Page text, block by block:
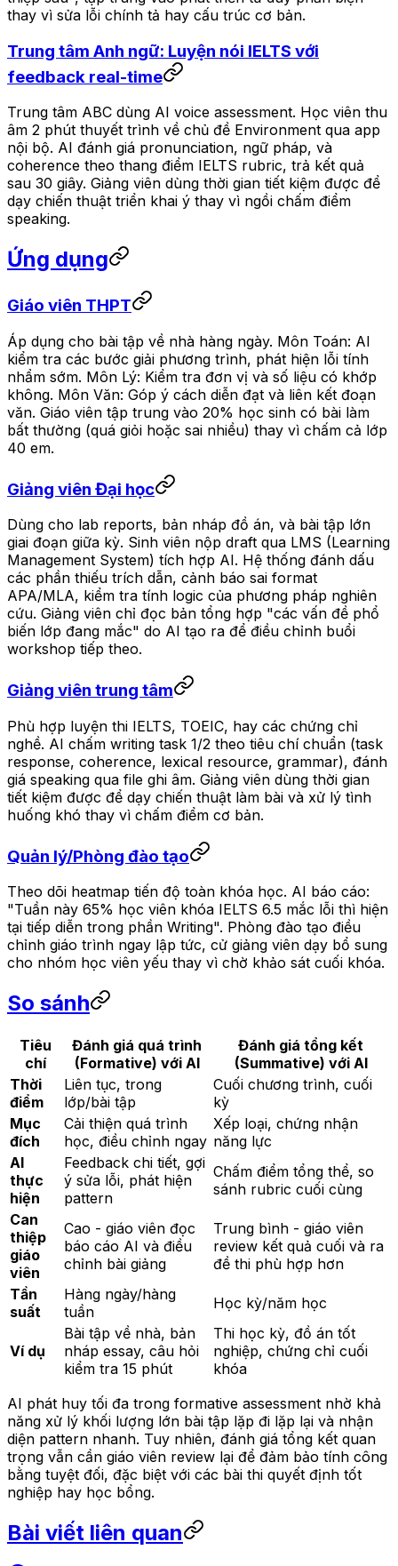
thay vì sửa lỗi chính tả hay cấu trúc cơ bản.
Trung tâm Anh ngữ: Luyện nói IELTS với
feedback real-time
Trung tâm ABC dùng AI voice assessment. Học viên thu
âm 2 phút thuyết trình về chủ đề Environment qua app
nội bộ. AI đánh giá pronunciation, ngữ pháp, và
coherence theo thang điểm IELTS rubric, trả kết quả
sau 30 giây. Giảng viên dùng thời gian tiết kiệm được để
dạy chiến thuật triển khai ý thay vì ngồi chấm điểm
speaking.
Ứng dụng
Giáo viên THPT
Áp dụng cho bài tập về nhà hàng ngày. Môn Toán: AI
kiểm tra các bước giải phương trình, phát hiện lỗi tính
nhẩm sớm. Môn Lý: Kiểm tra đơn vị và số liệu có khớp
không. Môn Văn: Góp ý cách diễn đạt và liên kết đoạn
văn. Giáo viên tập trung vào 20% học sinh có bài làm
bất thường (quá giỏi hoặc sai nhiều) thay vì chấm cả lớp
40 em.
Giảng viên Đại học
Dùng cho lab reports, bản nháp đồ án, và bài tập lớn
giai đoạn giữa kỳ. Sinh viên nộp draft qua LMS (Learning
Management System) tích hợp AI. Hệ thống đánh dấu
các phần thiếu trích dẫn, cảnh báo sai format
APA/MLA, kiểm tra tính logic của phương pháp nghiên
cứu. Giảng viên chỉ đọc bản tổng hợp "các vấn đề phổ
biến lớp đang mắc" do AI tạo ra để điều chỉnh buổi
workshop tiếp theo.
Giảng viên trung tâm
Phù hợp luyện thi IELTS, TOEIC, hay các chứng chỉ
nghề. AI chấm writing task 1/2 theo tiêu chí chuẩn (task
response, coherence, lexical resource, grammar), đánh
giá speaking qua file ghi âm. Giảng viên dùng thời gian
tiết kiệm được để dạy chiến thuật làm bài và xử lý tình
huống khó thay vì chấm điểm cơ bản.
Quản lý/Phòng đào tạo
Theo dõi heatmap tiến độ toàn khóa học. AI báo cáo:
"Tuần này 65% học viên khóa IELTS 6.5 mắc lỗi thì hiện
tại tiếp diễn trong phần Writing". Phòng đào tạo điều
chỉnh giáo trình ngay lập tức, cử giảng viên dạy bổ sung
cho nhóm học viên yếu thay vì chờ khảo sát cuối khóa.
So sánh
Tiêu
chí
Đánh giá quá trình
(Formative) với AI
Đánh giá tổng kết
(Summative) với AI
Thời
điểm
Liên tục, trong
lớp/bài tập
Cuối chương trình, cuối
kỳ
Mục
đích
Cải thiện quá trình
học, điều chỉnh ngay
Xếp loại, chứng nhận
năng lực
AI
thực
hiện
Feedback chi tiết, gợi
ý sửa lỗi, phát hiện
pattern
Chấm điểm tổng thể, so
sánh rubric cuối cùng
Can
thiệp
giáo
viên
Cao - giáo viên đọc
báo cáo AI và điều
chỉnh bài giảng
Trung bình - giáo viên
review kết quả cuối và ra
đề thi phù hợp hơn
Tần
suất
Hàng ngày/hàng
tuần
Học kỳ/năm học
Ví dụ
Bài tập về nhà, bản
nháp essay, câu hỏi
kiểm tra 15 phút
Thi học kỳ, đồ án tốt
nghiệp, chứng chỉ cuối
khóa
AI phát huy tối đa trong formative assessment nhờ khả
năng xử lý khối lượng lớn bài tập lặp đi lặp lại và nhận
diện pattern nhanh. Tuy nhiên, đánh giá tổng kết quan
trọng vẫn cần giáo viên review lại để đảm bảo tính công
bằng tuyệt đối, đặc biệt với các bài thi quyết định tốt
nghiệp hay học bổng.
Bài viết liên quan